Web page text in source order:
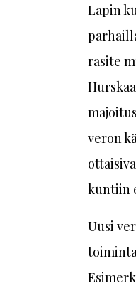
Lapin
rasite
veron
kuntiin
Uusi